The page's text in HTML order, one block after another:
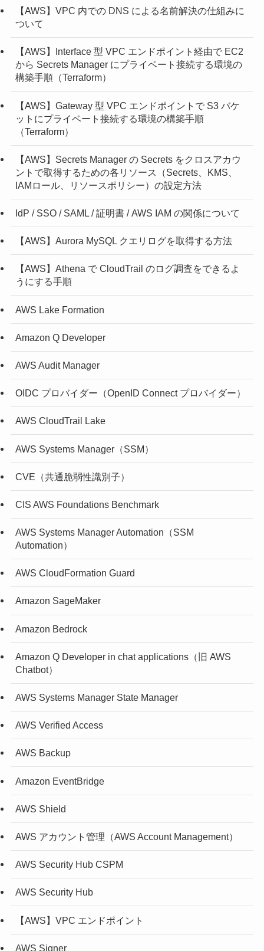
【AWS】VPC 内での DNS による名前解決の仕組みに
ついて
【AWS】Interface 型 VPC エンドポイント経由で EC2
から Secrets Manager にプライベート接続する環境の
構築手順（Terraform）
【AWS】Gateway 型 VPC エンドポイントで S3 バケ
ットにプライベート接続する環境の構築手順
（Terraform）
【AWS】Secrets Manager の Secrets をクロスアカウ
ントで取得するための各リソース（Secrets、KMS、
IAMロール、リソースポリシー）の設定方法
IdP / SSO / SAML / 証明書 / AWS IAM の関係について
【AWS】Aurora MySQL クエリログを取得する方法
【AWS】Athena で CloudTrail のログ調査をできるよ
うにする手順
AWS Lake Formation
Amazon Q Developer
AWS Audit Manager
OIDC プロバイダー（OpenID Connect プロバイダー）
AWS CloudTrail Lake
AWS Systems Manager（SSM）
CVE（共通脆弱性識別子）
CIS AWS Foundations Benchmark
AWS Systems Manager Automation（SSM
Automation）
AWS CloudFormation Guard
Amazon SageMaker
Amazon Bedrock
Amazon Q Developer in chat applications（旧 AWS
Chatbot）
AWS Systems Manager State Manager
AWS Verified Access
AWS Backup
Amazon EventBridge
AWS Shield
AWS アカウント管理（AWS Account Management）
AWS Security Hub CSPM
AWS Security Hub
【AWS】VPC エンドポイント
AWS Signer